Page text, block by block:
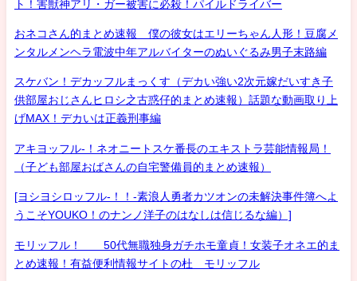
ト！害獣神アリ・ガー被害に必殺！パイルドライバー
おネコさん的まとめ速報 僕の彼女はエリーちゃん人形！豆腐メ
ンタルメンヘラ電波中年アルバイターのぬいぐるみ男子末路編
スケバン！デカッフルまっくす（デカい強い2次元嫁だいすき子
供部屋おじさんヒロシ之古惑仔的まとめ速報）話題な動画取り上
げMAX！デカいは正義刑事編
アキヨッフル-！ネオニートスケ番長のエキストラ芸能情報局！
（子ども部屋おばさんの自宅警備員的まとめ速報）
[ヨシヨシロッフル-！！-素浪人勇者カツオンの未解決事件簿へよ
うこそYOUKO！のナンノ洋子のはなしは信じるな編）]
モリッフル！ 50代無職独身ガチホモ童貞！女装子オネエ的ま
とめ速報！有益便利情報サイトの杜 モリッフル